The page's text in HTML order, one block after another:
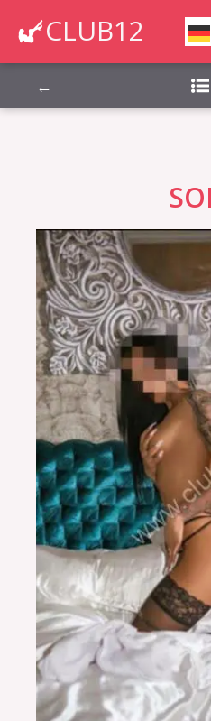
CLUB12
←
Montag, Dienstag,
Freitag, Samstag,